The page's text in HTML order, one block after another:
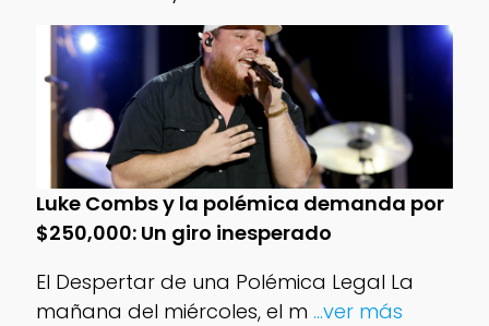
Luke Combs y la polémica demanda por
$250,000: Un giro inesperado
El Despertar de una Polémica Legal La
mañana del miércoles, el m ...ver más